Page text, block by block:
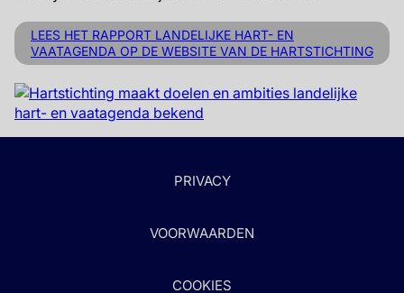
LEES HET RAPPORT LANDELIJKE HART- EN
VAATAGENDA OP DE WEBSITE VAN DE HARTSTICHTING
PRIVACY
VOORWAARDEN
COOKIES